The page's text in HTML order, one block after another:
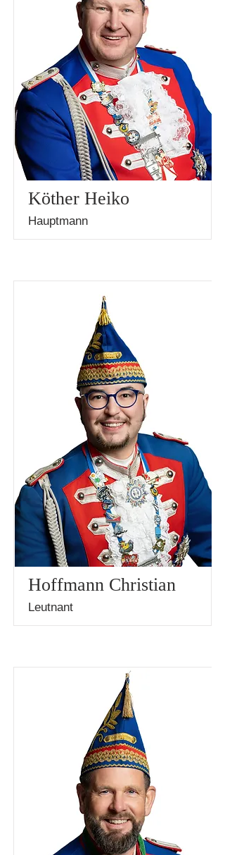
Köther Heiko
Hauptmann
Hoffmann Christian
Leutnant